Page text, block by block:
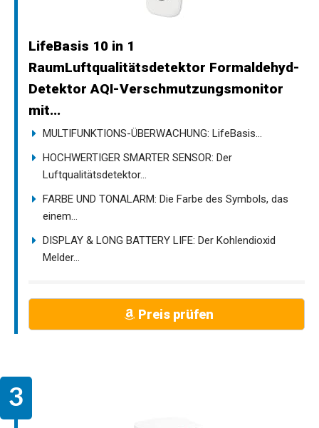
LifeBasis 10 in 1
RaumLuftqualitätsdetektor Formaldehyd-
Detektor AQI-Verschmutzungsmonitor
mit...
MULTIFUNKTIONS-ÜBERWACHUNG: LifeBasis...
HOCHWERTIGER SMARTER SENSOR: Der
Luftqualitätsdetektor...
FARBE UND TONALARM: Die Farbe des Symbols, das
einem...
DISPLAY & LONG BATTERY LIFE: Der Kohlendioxid
Melder...
Preis prüfen